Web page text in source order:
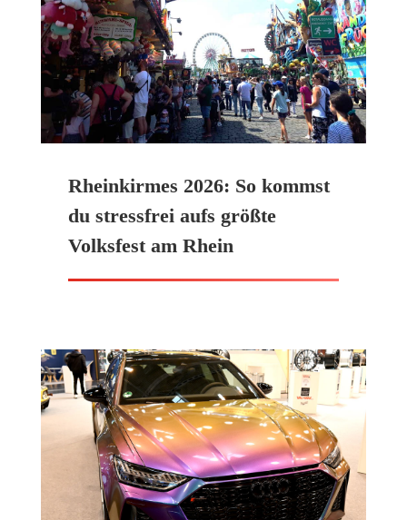
Rheinkirmes 2026: So kommst
du stressfrei aufs größte
Volksfest am Rhein